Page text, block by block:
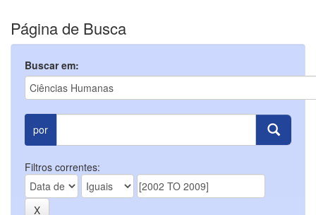
Página de Busca
Buscar em:
por
Filtros correntes: